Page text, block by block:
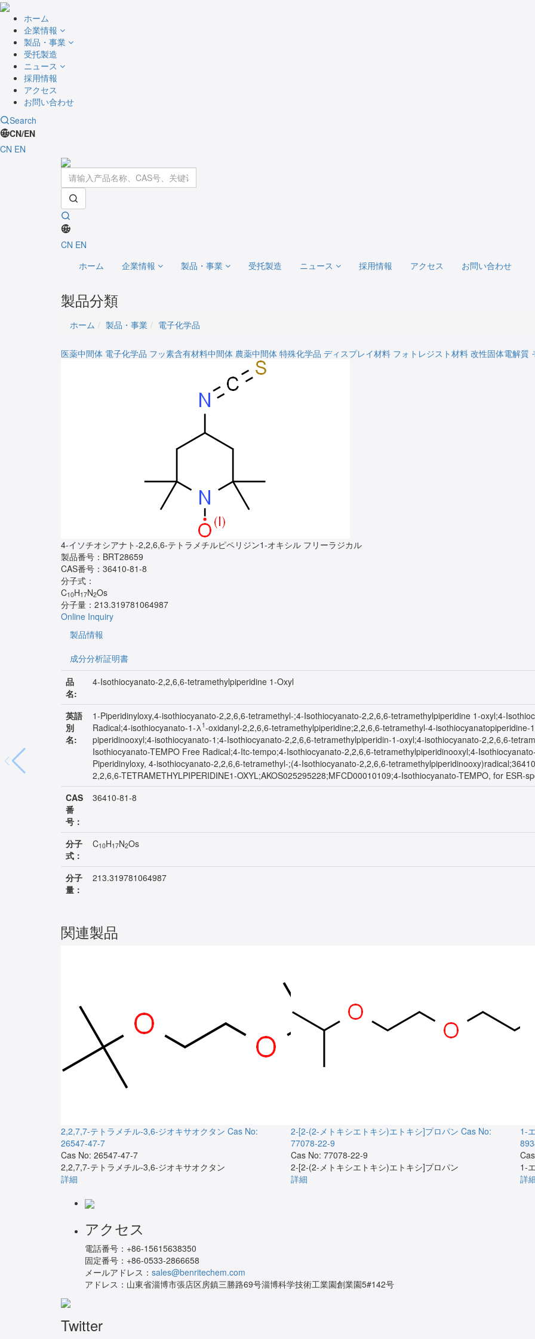
ホーム
企業情報
製品・事業
受托製造
ニュース
採用情報
アクセス
お問い合わせ
Search
CN/EN
CN EN
CN EN
ホーム
企業情報 製品・事業 受托製造 ニュース 採用情報 アクセス お問い合わせ
製品分類
ホーム 製品・事業 電子化学品
医薬中間体 電子化学品 フッ素含有材料中間体 農薬中間体 特殊化学品 ディスプレイ材料 フォトレジスト材料 改性固体電解質
4-イソチオシアナト-2,2,6,6-テトラメチルピペリジン1-オキシル フリーラジカル
製品番号： BRT28659
CAS番号： 36410-81-8
分子式：
C10H17N2Os
分子量： 213.319781064987
Online Inquiry
製品情報
成分分析証明書
品
名:
4-Isothiocyanato-2,2,6,6-tetramethylpiperidine 1-Oxyl
英語
別
名:
1-Piperidinyloxy,4-isothiocyanato-2,2,6,6-tetramethyl-;4-Isothiocyanato-2,2,6,6-tetramethylpiperidine 1-oxyl;4-
Radical;4-isothiocyanato-1-λ 1-oxidanyl-2,2,6,6-tetramethylpiperidine;2,2,6,6-tetramethyl-4-
piperidinooxyl;4-isothiocyanato-1;4-Isothiocyanato-2,2,6,6-tetramethylpiperidin-1-oxyl;4-isothiocyanato-2,2,6,6-
Isothiocyanato-TEMPO Free Radical;4-Itc-tempo;4-Isothiocyanato-2,2,6,6-tetramethylpiperidinooxyl;4-
Piperidinyloxy, 4-isothiocyanato-2,2,6,6-tetramethyl-;(4-Isothiocyanato-2,2,6,6-
2,2,6,6-TETRAMETHYLPIPERIDINE1-OXYL;AKOS025295228;MFCD00010109;4-Isothiocyanato-TEMPO, for ESR-
CAS
番
号：
36410-81-8
分子
式：
C10H17N2Os
分子
量：
213.319781064987
関連製品
2,2,7,7-テトラメチル-3,6-ジオキサオクタン Cas No:
26547-47-7
Cas No: 26547-47-7
2,2,7,7-テトラメチル-3,6-ジオキサオクタン
詳細
2-[2-(2-メトキシエトキシ)エトキシ]プロパン Cas No:
77078-22-9
Cas No: 77078-22-9
2-[2-(2-メトキシエトキシ)エトキシ]プロパン
詳細
1‐
1‐
詳
アクセス
電話番号： +86-15615638350
固定番号： +86-0533-2866658
メールアドレス： sales@benritechem.com
アドレス： 山東省淄博市張店区房鎮三勝路69号淄博科学技術工業園創業園5#142号
Twitter